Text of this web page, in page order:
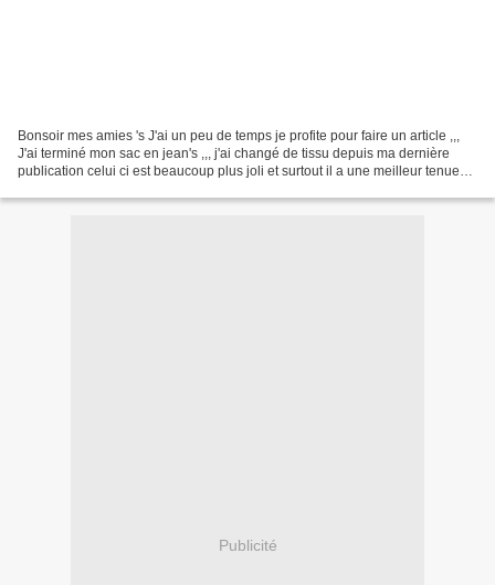
Bonsoir mes amies 's J'ai un peu de temps je profite pour faire un article ,,,
J'ai terminé mon sac en jean's ,,, j'ai changé de tissu depuis ma dernière
publication celui ci est beaucoup plus joli et surtout il a une meilleur tenue
Publicité